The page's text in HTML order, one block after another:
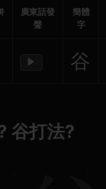
廣東話發
聲
簡體
字
▶ 谷
谷打法?